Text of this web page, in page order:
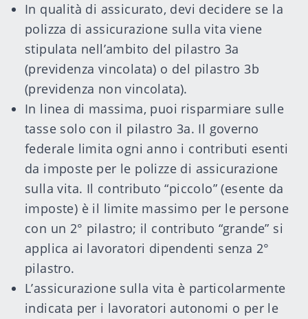
In qualità di assicurato, devi decidere se la
polizza di assicurazione sulla vita viene
stipulata nell’ambito del pilastro 3a
(previdenza vincolata) o del pilastro 3b
(previdenza non vincolata).
In linea di massima, puoi risparmiare sulle
tasse solo con il pilastro 3a. Il governo
federale limita ogni anno i contributi esenti
da imposte per le polizze di assicurazione
sulla vita. Il contributo “piccolo” (esente da
imposte) è il limite massimo per le persone
con un 2° pilastro; il contributo “grande” si
applica ai lavoratori dipendenti senza 2°
pilastro.
L’assicurazione sulla vita è particolarmente
indicata per i lavoratori autonomi o per le